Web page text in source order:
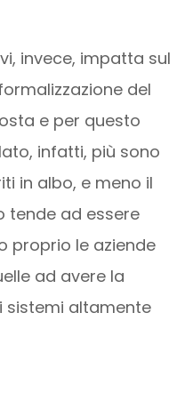
invece, impatta sul
del
e per questo
infatti, più sono
in albo, e meno il
tende ad essere
proprio le aziende
ad avere la
sistemi altamente